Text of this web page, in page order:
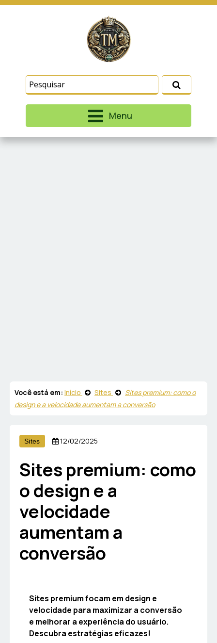
Menu
Você está em: Início Sites
Sites premium: como o
design e a velocidade aumentam a conversão
Sites 12/02/2025
Sites premium: como
o design e a
velocidade
aumentam a
conversão
Sites premium focam em design e
velocidade para maximizar a conversão
e melhorar a experiência do usuário.
Descubra estratégias eficazes!
similares para lembrar e entender como você usa
nosso site, analisar seu uso de nossos produtos
e serviços, ajudar com nossos esforços de
marketing e fornecer conteúdo de terceiros. Leia
Termos e CondiçõesePolítica de